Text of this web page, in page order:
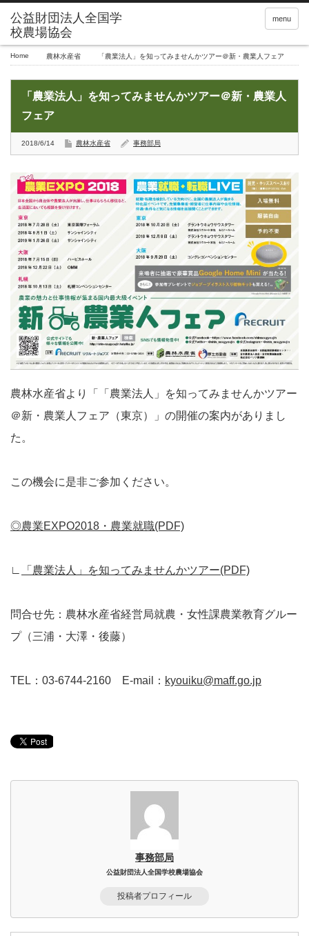
menu
Home 農林水産省 「農業法人」を知ってみませんかツアー＠新・農業人フェア
「農業法人」を知ってみませんかツアー＠新・農業人
フェア
2018/6/14 農林水産省 事務部局
農林水産省より「「農業法人」を知ってみませんかツアー
＠新・農業人フェア（東京）」の開催の案内がありまし
た。
この機会に是非ご参加ください。
◎農業EXPO2018・農業就職(PDF)
∟ 「農業法人」を知ってみませんかツアー(PDF)
問合せ先：農林水産省経営局就農・女性課農業教育グルー
プ（三浦・大澤・後藤）
TEL：03-6744-2160 E-mail： kyouiku@maff.go.jp
事務部局
公益財団法人全国学校農場協会
投稿者プロフィール